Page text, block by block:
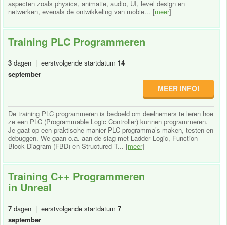
aspecten zoals physics, animatie, audio, UI, level design en
netwerken, evenals de ontwikkeling van mobie... [meer]
Training PLC Programmeren
3 dagen | eerstvolgende startdatum 14
september
MEER INFO!
De training PLC programmeren is bedoeld om deelnemers te leren hoe
ze een PLC (Programmable Logic Controller) kunnen programmeren.
Je gaat op een praktische manier PLC programma’s maken, testen en
debuggen. We gaan o.a. aan de slag met Ladder Logic, Function
Block Diagram (FBD) en Structured T... [meer]
Training C++ Programmeren
in Unreal
7 dagen | eerstvolgende startdatum 7
september